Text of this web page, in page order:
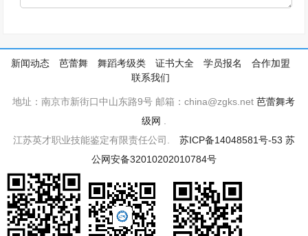
新闻动态 芭蕾舞 舞蹈考级类 证书大全 学员报名
合作加盟
联系我们
地址：南京市新街口中山东路9号 邮箱：china@zgks.net芭蕾舞考
级网
江苏英才职业技能鉴定有限责任公司. 苏ICP备14048581号-53 苏
公网安备32010202010784号